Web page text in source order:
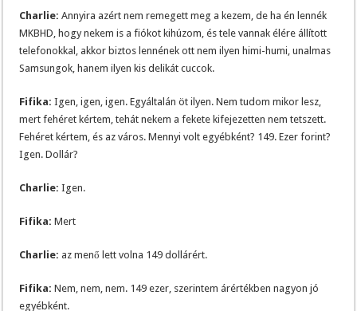
Charlie: Annyira azért nem remegett meg a kezem, de ha én lennék
MKBHD, hogy nekem is a fiókot kihúzom, és tele vannak élére állított
telefonokkal, akkor biztos lennének ott nem ilyen himi-humi, unalmas
Samsungok, hanem ilyen kis delikát cuccok.
Fifika: Igen, igen, igen. Egyáltalán öt ilyen. Nem tudom mikor lesz,
mert fehéret kértem, tehát nekem a fekete kifejezetten nem tetszett.
Fehéret kértem, és az város. Mennyi volt egyébként? 149. Ezer forint?
Igen. Dollár?
Charlie: Igen.
Fifika: Mert
Charlie: az menő lett volna 149 dollárért.
Fifika: Nem, nem, nem. 149 ezer, szerintem árértékben nagyon jó
egyébként.